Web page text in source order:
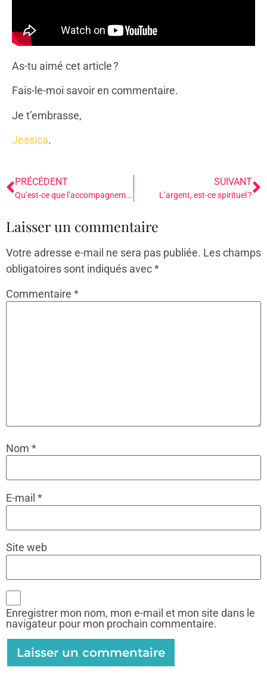
As-tu aimé cet article ?
Fais-le-moi savoir en commentaire.
Je t’embrasse,
Jessica.
PRÉCÉDENT
Qu’est-ce que l’accompagnement au féminin ?
SUIVANT
L’argent, est-ce spirituel ?
Laisser un commentaire
Votre adresse e-mail ne sera pas publiée. Les champs
obligatoires sont indiqués avec*
Commentaire *
Nom *
E-mail *
Site web
Enregistrer mon nom, mon e-mail et mon site dans le
navigateur pour mon prochain commentaire.